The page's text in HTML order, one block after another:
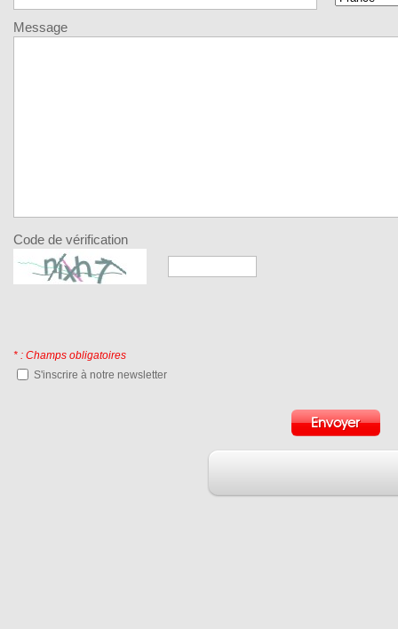
Message
Code de vérification
* : Champs obligatoires
S'inscrire à notre newsletter